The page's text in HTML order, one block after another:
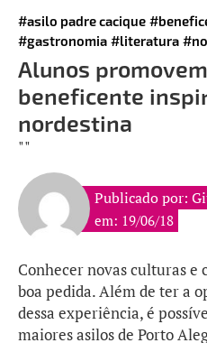
#asilo padre cacique
#gastronomia #literatura
Alunos
beneficente
nordestina
""
Publicado por:
em: 19/06/18
Conhecer novas culturas e
boa pedida. Além de ter a
dessa experiência, é
maiores asilos de Porto